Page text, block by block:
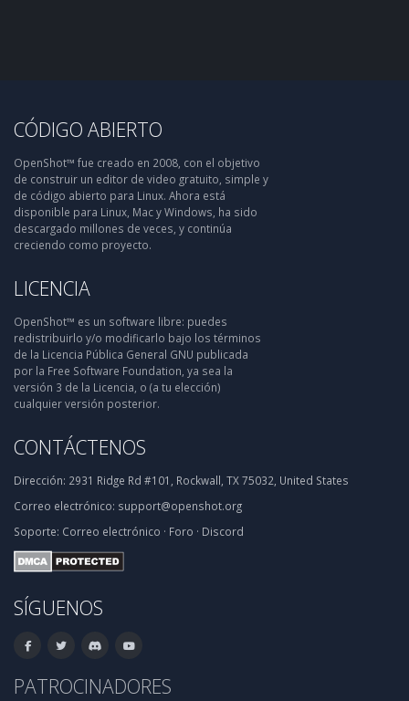
CÓDIGO ABIERTO
OpenShot™ fue creado en 2008, con el objetivo
de construir un editor de video gratuito, simple y
de código abierto para Linux. Ahora está
disponible para Linux, Mac y Windows, ha sido
descargado millones de veces, y continúa
creciendo como proyecto.
LICENCIA
OpenShot™ es un software libre: puedes
redistribuirlo y/o modificarlo bajo los términos
de la Licencia Pública General GNU publicada
por la Free Software Foundation, ya sea la
versión 3 de la Licencia, o (a tu elección)
cualquier versión posterior.
CONTÁCTENOS
Dirección: 2931 Ridge Rd #101, Rockwall, TX 75032, United States
Correo electrónico: support@openshot.org
Soporte: Correo electrónico · Foro · Discord
SÍGUENOS
PATROCINADORES